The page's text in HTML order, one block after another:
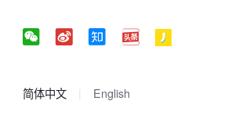
简体中文 English